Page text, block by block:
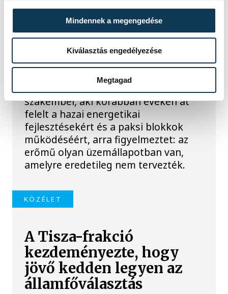
Mindennek a megengedése
Kiválasztás engedélyezése
Megtagad
történik, ha leáll Paks?
Mártha Imre, az MVM Zrt. egykori
vezérigazgatója ATV-n Rónai Egonnak
adott interjújában vázolta fel a Paksi
Atomerőmű előtt álló példátlan
technológiai kihívásokat. A
szakember, aki korábban éveken át
felelt a hazai energetikai
fejlesztésekért és a paksi blokkok
működéséért, arra figyelmeztet: az
erőmű olyan üzemállapotban van,
amelyre eredetileg nem tervezték.
KÖZÉLET
A Tisza-frakció
kezdeményezte, hogy
jövő kedden legyen az
államfőválasztás